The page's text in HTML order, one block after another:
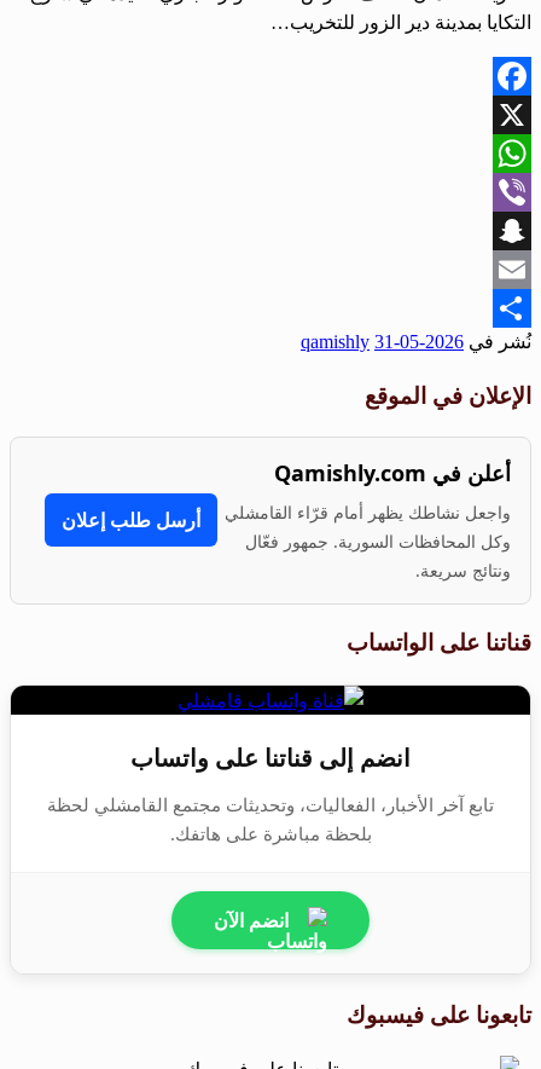
التكايا بمدينة دير الزور للتخريب…
Facebook
X
WhatsApp
Viber
Snapchat
Email
Share
نُشر في 2026-05-31
qamishly
الإعلان في الموقع
أعلن في Qamishly.com
واجعل نشاطك يظهر أمام قرّاء القامشلي
وكل المحافظات السورية. جمهور فعّال
ونتائج سريعة.
أرسل طلب إعلان
قناتنا على الواتساب
انضم إلى قناتنا على واتساب
تابع آخر الأخبار، الفعاليات، وتحديثات مجتمع القامشلي لحظة
بلحظة مباشرة على هاتفك.
انضم الآن
تابعونا على فيسبوك